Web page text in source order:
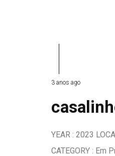
3 anos ago
YEAR : 2023
CATEGORY : Em